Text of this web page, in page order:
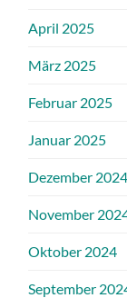
April 2025
März 2025
Februar 2025
Januar 2025
Dezember 2024
November
Oktober 2024
September